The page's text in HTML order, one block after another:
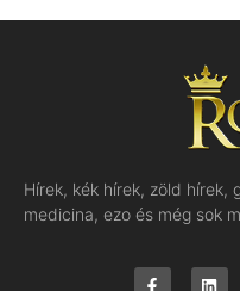
Hírek, kék hírek, zöld hírek,
medicina, ezo és még sok